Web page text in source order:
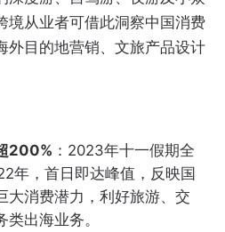
境从业者可借此洞察中国消费
外目的地营销、文旅产品设计
200% ：2023年十一假期全
年，首日即达峰值，反映国
大消费潜力，利好旅游、交
出海业务。